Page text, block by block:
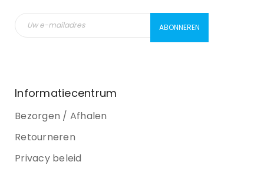
Informatiecentrum
Bezorgen / Afhalen
Retourneren
Privacy beleid